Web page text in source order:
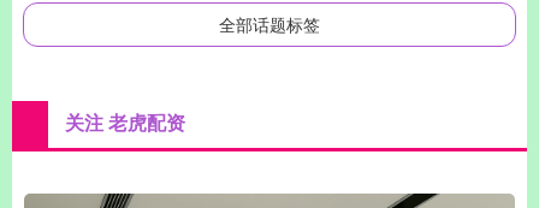
全部话题标签
关注 老虎配资